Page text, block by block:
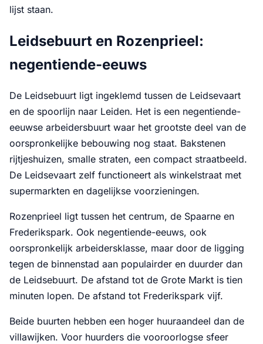
lijst staan.
Leidsebuurt en Rozenprieel:
negentiende-eeuws
De Leidsebuurt ligt ingeklemd tussen de Leidsevaart
en de spoorlijn naar Leiden. Het is een negentiende-
eeuwse arbeidersbuurt waar het grootste deel van de
oorspronkelijke bebouwing nog staat. Bakstenen
rijtjeshuizen, smalle straten, een compact straatbeeld.
De Leidsevaart zelf functioneert als winkelstraat met
supermarkten en dagelijkse voorzieningen.
Rozenprieel ligt tussen het centrum, de Spaarne en
Frederikspark. Ook negentiende-eeuws, ook
oorspronkelijk arbeidersklasse, maar door de ligging
tegen de binnenstad aan populairder en duurder dan
de Leidsebuurt. De afstand tot de Grote Markt is tien
minuten lopen. De afstand tot Frederikspark vijf.
Beide buurten hebben een hoger huuraandeel dan de
villawijken. Voor huurders die vooroorlogse sfeer